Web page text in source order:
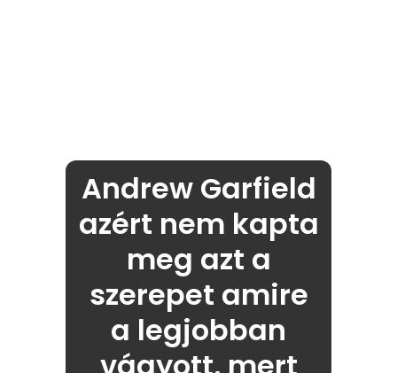
Andrew Garfield
azért nem kapta
meg azt a
szerepet amire
a legjobban